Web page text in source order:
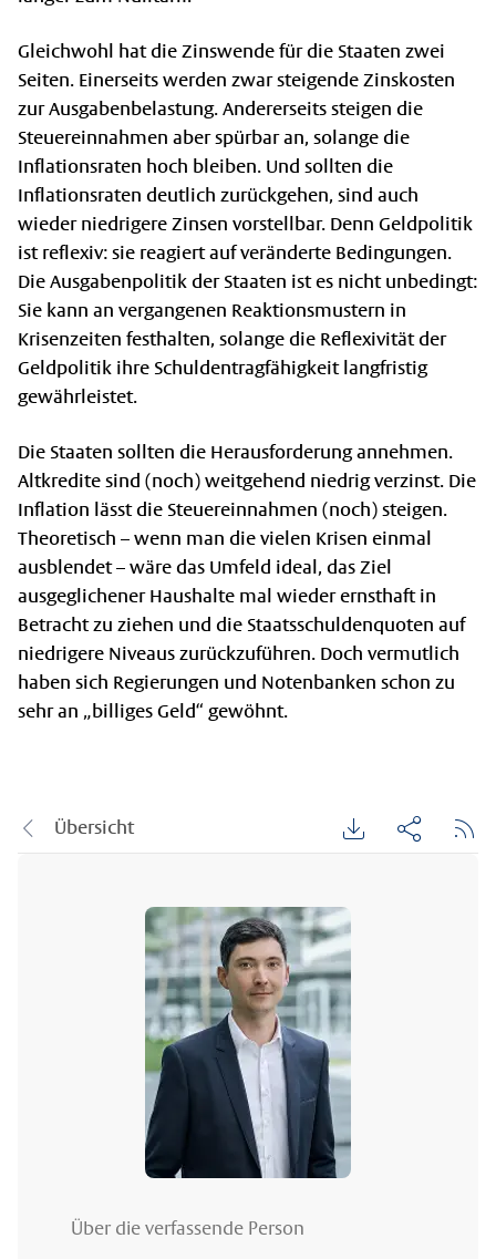
Gleichwohl hat die Zinswende für die Staaten zwei
Seiten. Einerseits werden zwar steigende Zinskosten
zur Ausgabenbelastung. Andererseits steigen die
Steuereinnahmen aber spürbar an, solange die
Inflationsraten hoch bleiben. Und sollten die
Inflationsraten deutlich zurückgehen, sind auch
wieder niedrigere Zinsen vorstellbar. Denn Geldpolitik
ist reflexiv: sie reagiert auf veränderte Bedingungen.
Die Ausgabenpolitik der Staaten ist es nicht unbedingt:
Sie kann an vergangenen Reaktionsmustern in
Krisenzeiten festhalten, solange die Reflexivität der
Geldpolitik ihre Schuldentragfähigkeit langfristig
gewährleistet.
Die Staaten sollten die Herausforderung annehmen.
Altkredite sind (noch) weitgehend niedrig verzinst. Die
Inflation lässt die Steuereinnahmen (noch) steigen.
Theoretisch – wenn man die vielen Krisen einmal
ausblendet – wäre das Umfeld ideal, das Ziel
ausgeglichener Haushalte mal wieder ernsthaft in
Betracht zu ziehen und die Staatsschuldenquoten auf
niedrigere Niveaus zurückzuführen. Doch vermutlich
haben sich Regierungen und Notenbanken schon zu
sehr an „billiges Geld“ gewöhnt.
Übersicht
Über die verfassende Person